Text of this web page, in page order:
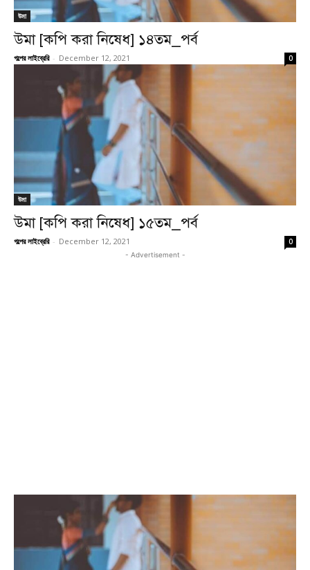
উমা
উমা [কপি করা নিষেধ] ১৪তম_পর্ব
গল্পের লাইব্রেরি - December 12, 2021 0
উমা
উমা [কপি করা নিষেধ] ১৫তম_পর্ব
গল্পের লাইব্রেরি - December 12, 2021 0
- Advertisement -